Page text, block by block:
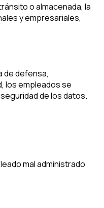
o almacenada, la
y empresariales,
de defensa,
los empleados se
de los datos.
mal administrado